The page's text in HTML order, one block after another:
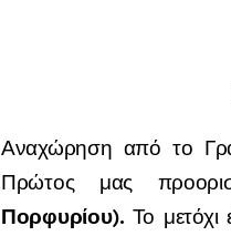
Αναχώρηση από το
Πρώτος μας
Πορφυρίου). Το μετόχι